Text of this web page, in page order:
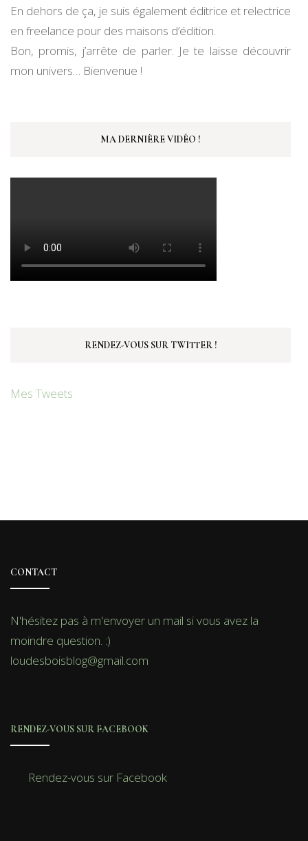
En dehors de ça, je suis également éditrice et relectrice
en freelance pour des maisons d’édition.
Bon, promis, j’arrête de parler. Je te laisse découvrir
mon univers… Bienvenue !
MA DERNIÈRE VIDÉO !
RENDEZ-VOUS SUR TWITTER !
Mes Tweets
CONTACT
N'hésitez pas à m'envoyer un mail si vous avez la
moindre question. :)
loudesboisblog@gmail.com
RENDEZ-VOUS SUR FACEBOOK
Rendez-vous sur Facebook